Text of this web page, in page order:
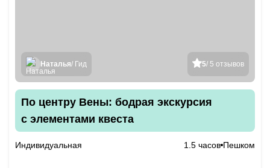
5/ 5 отзывов
Наталья/ Гид
По центру Вены: бодрая экскурсия
с элементами квеста
Индивидуальная 1.5 часов Пешком